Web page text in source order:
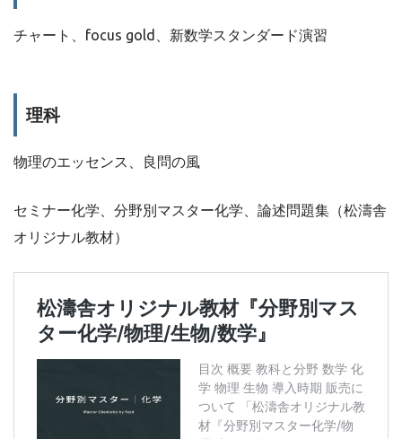
チャート、focus gold、新数学スタンダード演習
理科
物理のエッセンス、良問の風
セミナー化学、分野別マスター化学、論述問題集（松濤舎
オリジナル教材）